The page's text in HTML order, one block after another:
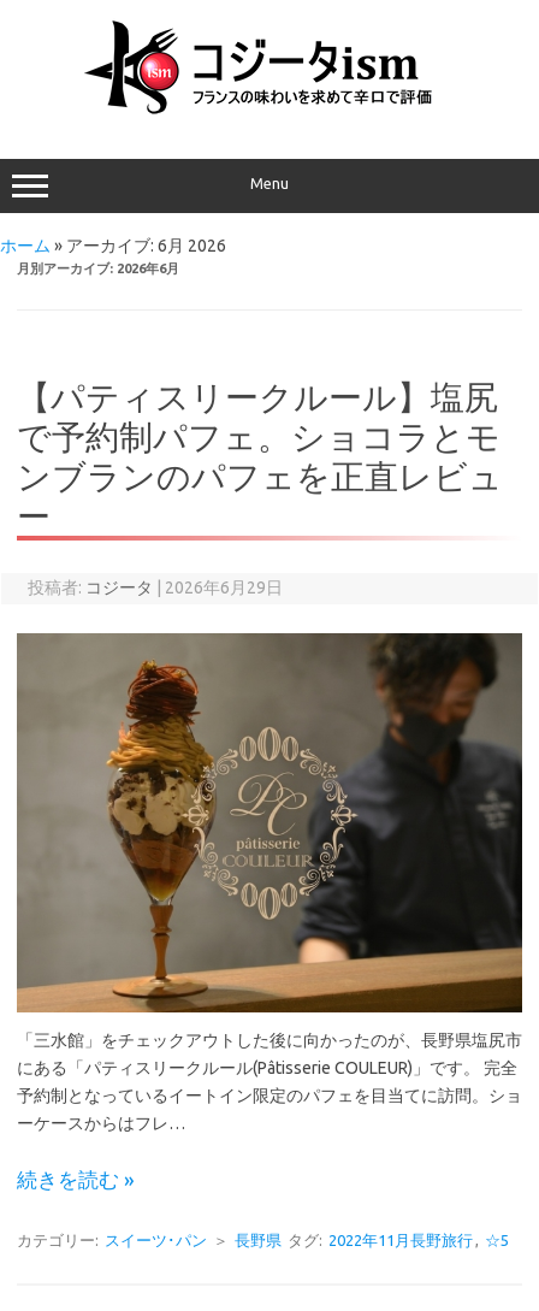
Menu
ホーム » アーカイブ: 6月 2026
月別アーカイブ: 2026年6月
【パティスリークルール】塩尻
で予約制パフェ。ショコラとモ
ンブランのパフェを正直レビュ
ー
投稿者: コジータ 2026年6月29日
「三水館」をチェックアウトした後に向かったのが、長野県塩尻市
にある「パティスリークルール(Pâtisserie COULEUR)」です。 完全
予約制となっているイートイン限定のパフェを目当てに訪問。ショ
ーケースからはフレ…
続きを読む »
カテゴリー: スイーツ･パン ＞ 長野県 タグ: 2022年11月長野旅行, ☆5